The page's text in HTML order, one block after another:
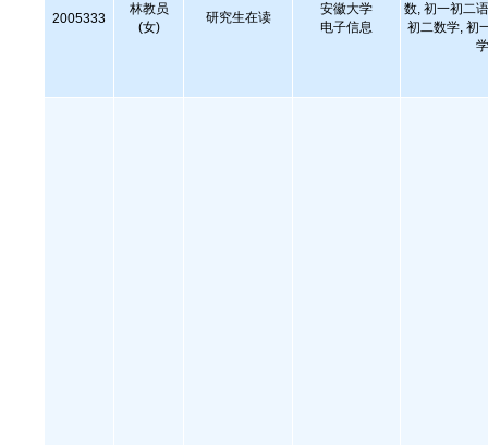
2005333
林教员
(女)
研究生在读
安徽大学
电子信息
数, 初一初二
初二数学, 初